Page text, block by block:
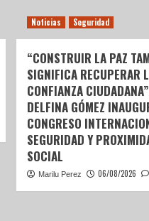
Noticias Seguridad
“CONSTRUIR LA PAZ
SIGNIFICA RECUPERAR
CONFIANZA
DELFINA GÓMEZ
CONGRESO
SEGURIDAD Y
SOCIAL
Marilu Perez 06/08/2026